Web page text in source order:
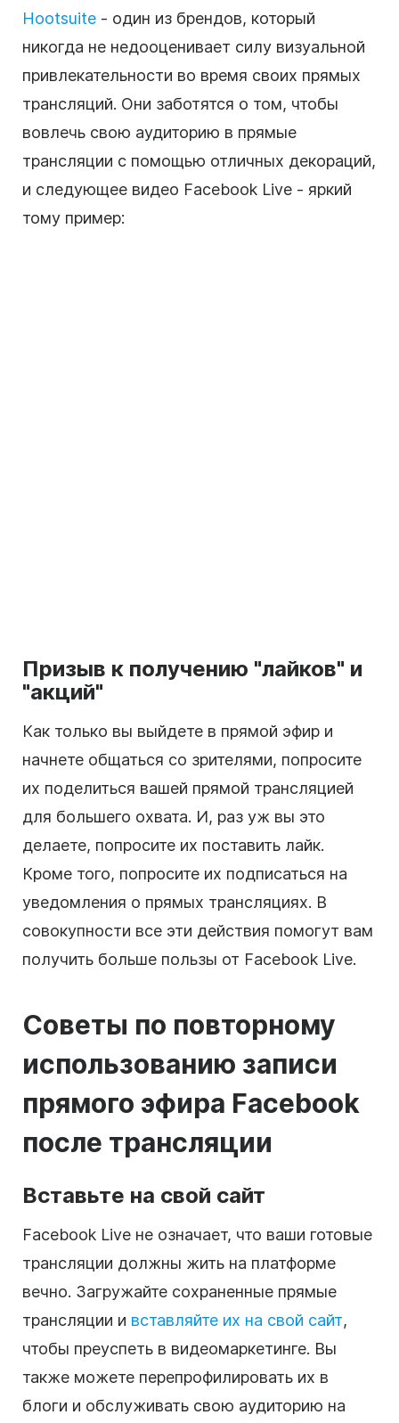
Hootsuite - один из брендов, который
никогда не недооценивает силу визуальной
привлекательности во время своих прямых
трансляций. Они заботятся о том, чтобы
вовлечь свою аудиторию в прямые
трансляции с помощью отличных декораций,
и следующее видео Facebook Live - яркий
тому пример:
Призыв к получению "лайков" и
"акций"
Как только вы выйдете в прямой эфир и
начнете общаться со зрителями, попросите
их поделиться вашей прямой трансляцией
для большего охвата. И, раз уж вы это
делаете, попросите их поставить лайк.
Кроме того, попросите их подписаться на
уведомления о прямых трансляциях. В
совокупности все эти действия помогут вам
получить больше пользы от Facebook Live.
Советы по повторному
использованию записи
прямого эфира Facebook
после трансляции
Вставьте на свой сайт
Facebook Live не означает, что ваши готовые
трансляции должны жить на платформе
вечно. Загружайте сохраненные прямые
трансляции и вставляйте их на свой сайт,
чтобы преуспеть в видеомаркетинге. Вы
также можете перепрофилировать их в
блоги и обслуживать свою аудиторию на